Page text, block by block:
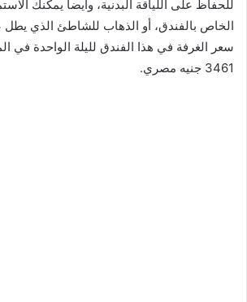
للحفاظ على اللياقة البدنية، وأيضا يمكنك
الخاص بالفندق، أو الذهاب للشاطئ الذي يطل
سعر الغرفة في هذا الفندق لليلة الواحدة في
3461 جنيه مصري.